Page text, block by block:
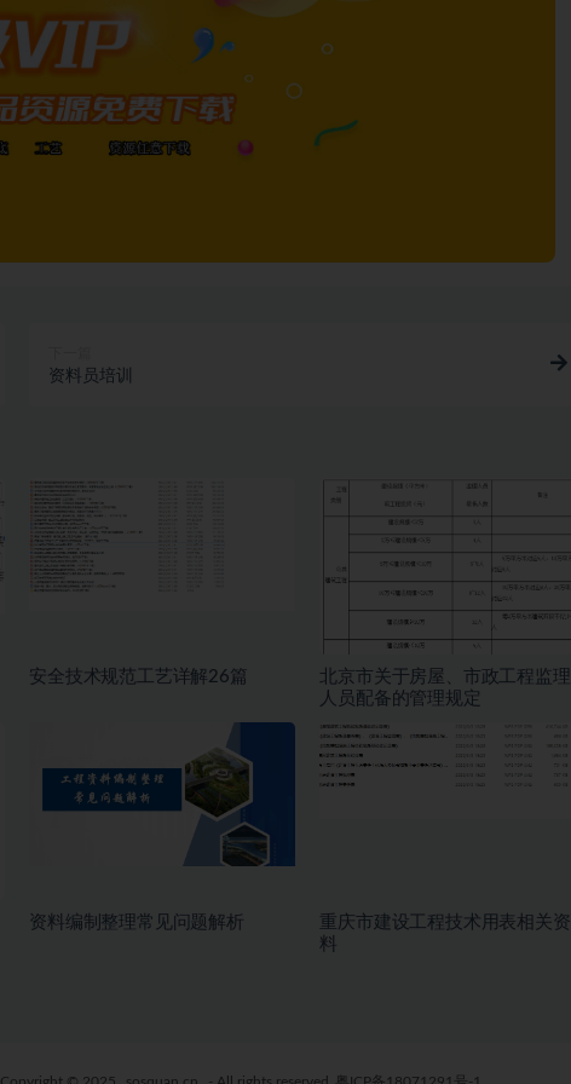
资料员培训
安全技术规范工艺详解26篇
北京市关于房屋、市政工程监理
人员配备的管理规定
资料编制整理常见问题解析
重庆市建设工程技术用表相关资
料